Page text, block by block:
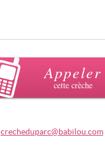
Appeler
cette crèche
crecheduparc@babilou.com